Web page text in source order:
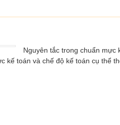
Nguyên tắc trong chuẩn mực
toán và chế độ kế toán cụ thể